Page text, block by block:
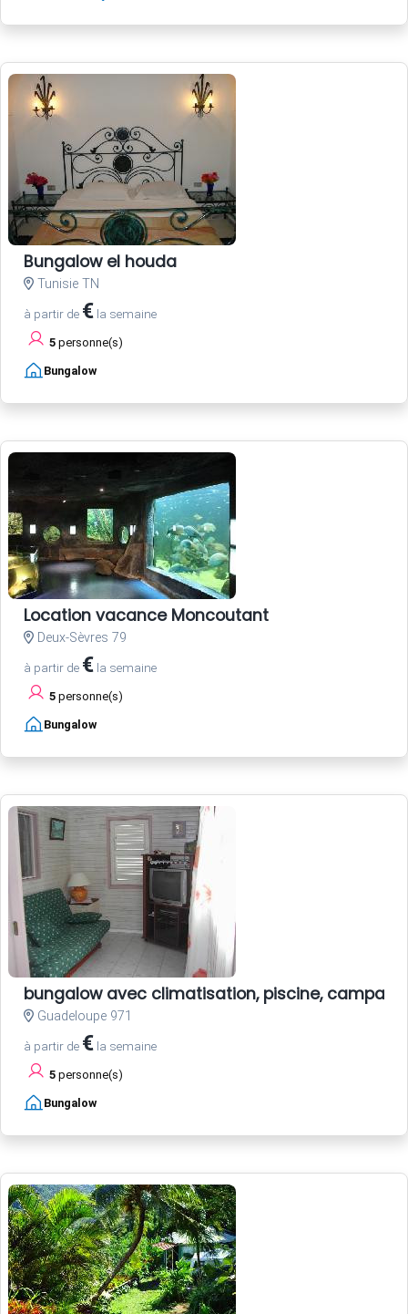
Bungalow el houda
Tunisie TN
à partir de € la semaine
5 personne(s)
Bungalow
Location vacance Moncoutant
Deux-Sèvres 79
à partir de € la semaine
5 personne(s)
Bungalow
bungalow avec climatisation, piscine,
Guadeloupe 971
à partir de € la semaine
5 personne(s)
Bungalow